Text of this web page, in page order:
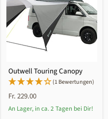
Outwell Touring Canopy
(1 Bewertungen)
Fr. 229.00
An Lager, in ca. 2 Tagen bei Dir!